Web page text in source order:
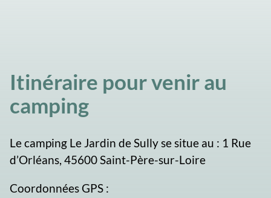
Itinéraire pour venir au
camping
Le camping Le Jardin de Sully se situe au : 1 Rue
d’Orléans, 45600 Saint-Père-sur-Loire
Coordonnées GPS :